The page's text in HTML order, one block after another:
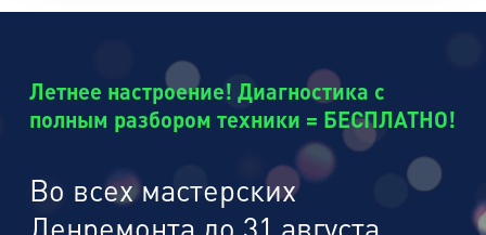
Летнее настроение! Диагностика с
полным разбором техники = БЕСПЛАТНО!
Во всех мастерских